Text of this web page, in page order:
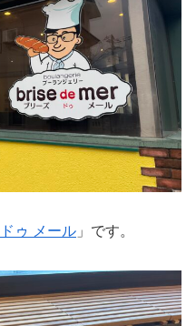
ゥ メール 」です。